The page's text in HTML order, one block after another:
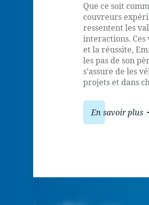
Que ce soit
couvreurs
ressentent les
interactions. Ces
et la réussite,
les pas de son
s’assure de les
projets et dans
En savoir plus